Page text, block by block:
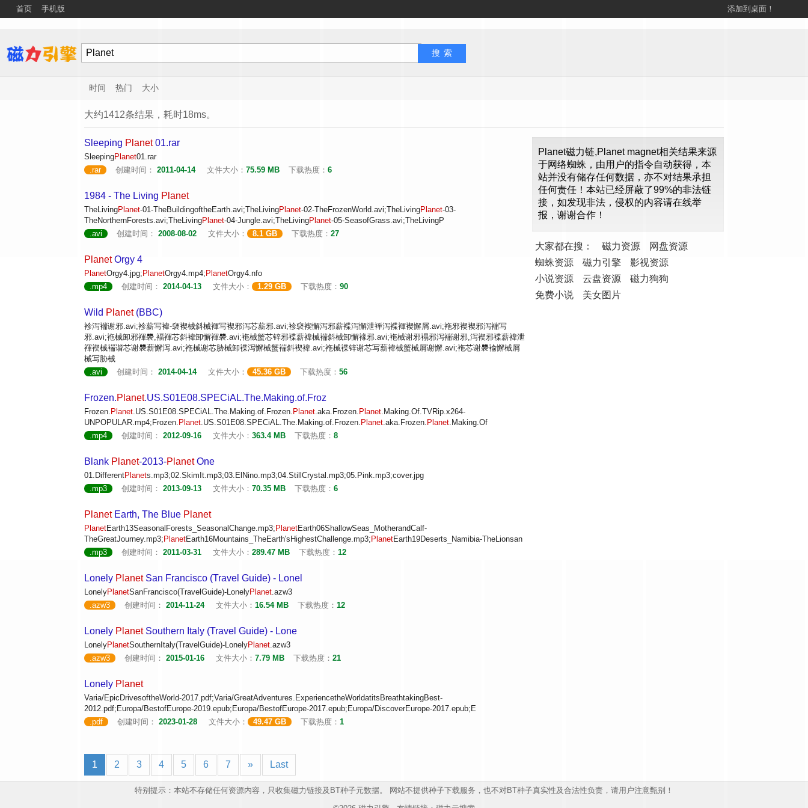
首页 手机版 添加到桌面！
时间 热门 大小
大约1412条结果，耗时18ms。
Sleeping Planet01.rar
SleepingPlanet01.rar
.rar
创建时间： 2011-04-14 文件大小： 75.59 MB 下载热度： 6
1984 - The Living Planet
TheLivingPlanet-01-TheBuildingoftheEarth.avi;TheLivingPlanet-02-TheFrozenWorld.avi;TheLivingPlanet-03-
TheNorthernForests.avi;TheLivingPlanet-04-Jungle.avi;TheLivingPlanet-05-SeasofGrass.avi;TheLivingP
.avi
创建时间： 2008-08-02 文件大小： 8.1 GB 下载热度： 27
PlanetOrgy 4
PlanetOrgy4.jpg; PlanetOrgy4.mp4; PlanetOrgy4.nfo
.mp4
创建时间： 2014-04-13 文件大小： 1.29 GB 下载热度： 90
Wild Planet(BBC)
袗泻褍谢邪.avi;袗薪写褘-褏褉械斜械褌写褉邪泻芯薪邪.avi;袗褎褉懈泻邪薪褋泻懈泄褝泻褋褌褉懈屑.avi;袘邪褉褉邪泻褍写
邪.avi;袘械卸邪褌褜,褔褌芯斜褘卸懈褌褜.avi;袘械蟹芯锌邪褋薪褘械褍斜械卸懈褖邪.avi;袘械谢邪褟邪泻褍谢邪,泻褉邪褋薪褘泄
褌褉械褍谐芯谢褜薪懈泻.avi;袘械谢芯胁械卸褋泻懈械蟹褍斜褉褘.avi;袘械褋锌谢芯写薪褘械蟹械屑谢懈.avi;袘芯谢褜褕懈械屑
械写胁械
.avi
创建时间： 2014-04-14 文件大小： 45.36 GB 下载热度： 56
Frozen.Planet.US.S01E08.SPECiAL.The.Making.of.Froz
Frozen. Planet.US.S01E08.SPECiAL.The.Making.of.Frozen. Planet.aka.Frozen. Planet.Making.Of.TVRip.x264-
UNPOPULAR.mp4;Frozen. Planet.US.S01E08.SPECiAL.The.Making.of.Frozen. Planet.aka.Frozen. Planet.Making.Of
.mp4
创建时间： 2012-09-16 文件大小： 363.4 MB 下载热度： 8
Blank Planet-2013-PlanetOne
01.DifferentPlanets.mp3;02.SkimIt.mp3;03.ElNino.mp3;04.StillCrystal.mp3;05.Pink.mp3;cover.jpg
.mp3
创建时间： 2013-09-13 文件大小： 70.35 MB 下载热度： 6
PlanetEarth, The Blue Planet
PlanetEarth13SeasonalForests_SeasonalChange.mp3; PlanetEarth06ShallowSeas_MotherandCalf-
TheGreatJourney.mp3; PlanetEarth16Mountains_TheEarth'sHighestChallenge.mp3; PlanetEarth19Deserts_Namibia-TheLionsan
.mp3
创建时间： 2011-03-31 文件大小： 289.47 MB 下载热度： 12
Lonely PlanetSan Francisco (Travel Guide) - Lonel
LonelyPlanetSanFrancisco(TravelGuide)-LonelyPlanet.azw3
.azw3
创建时间： 2014-11-24 文件大小： 16.54 MB 下载热度： 12
Lonely PlanetSouthern Italy (Travel Guide) - Lone
LonelyPlanetSouthernItaly(TravelGuide)-LonelyPlanet.azw3
.azw3
创建时间： 2015-01-16 文件大小： 7.79 MB 下载热度： 21
Lonely Planet
Varia/EpicDrivesoftheWorld-2017.pdf;Varia/GreatAdventures.ExperiencetheWorldatitsBreathtakingBest-
2012.pdf;Europa/BestofEurope-2019.epub;Europa/BestofEurope-2017.epub;Europa/DiscoverEurope-2017.epub;E
.pdf
创建时间： 2023-01-28 文件大小： 49.47 GB 下载热度： 1
1 2 3 4 5 6 7 » Last
Planet磁力链,Planet magnet相关结果来源
于网络蜘蛛，由用户的指令自动获得，本
站并没有储存任何数据，亦不对结果承担
任何责任！本站已经屏蔽了99%的非法链
接，如发现非法，侵权的内容请在线举
报，谢谢合作！
大家都在搜： 磁力资源
网盘资源
蜘蛛资源
磁力引擎
影视资源
小说资源
云盘资源
磁力狗狗
免费小说
美女图片
特别提示：本站不存储任何资源内容，只收集磁力链接及BT种子元数据。 网站不提供种子下载服务，也不对BT种子真实性及合法性负责，请用户注意甄别！